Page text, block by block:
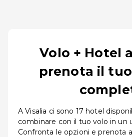
Volo + Hotel
prenota il
A Visalia ci sono 17 hotel
combinare con il tuo volo in un
Confronta le opzioni e prenota